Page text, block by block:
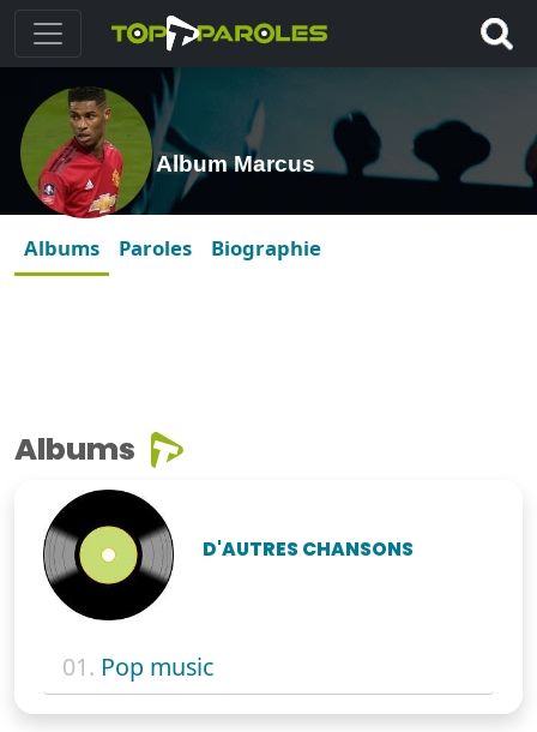
Album Marcus
Albums Paroles Biographie
Albums
D'AUTRES CHANSONS
01. Pop music